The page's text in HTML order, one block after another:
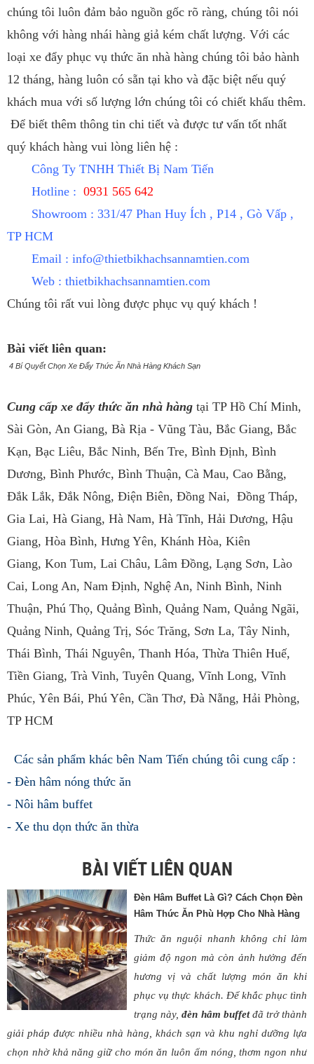
chúng tôi luôn đảm bảo nguồn gốc rõ ràng, chúng tôi nói
không với hàng nhái hàng giả kém chất lượng. Với các
loại xe đẩy phục vụ thức ăn nhà hàng chúng tôi bảo hành
12 tháng, hàng luôn có sẵn tại kho và đặc biệt nếu quý
khách mua với số lượng lớn chúng tôi có chiết khấu thêm.
Để biết thêm thông tin chi tiết và được tư vấn tốt nhất
quý khách hàng vui lòng liên hệ :
Công Ty TNHH Thiết Bị Nam Tiến
Hotline : 0931 565 642
Showroom : 331/47 Phan Huy Ích , P14 , Gò Vấp ,
TP HCM
Email : info@thietbikhachsannamtien.com
Web : thietbikhachsannamtien.com
Chúng tôi rất vui lòng được phục vụ quý khách !
Bài viết liên quan:
4 Bí Quyết Chọn Xe Đẩy Thức Ăn Nhà Hàng Khách Sạn
Cung cấp xe đẩy thức ăn nhà hàng tại TP Hồ Chí Minh,
Sài Gòn, An Giang, Bà Rịa - Vũng Tàu, Bắc Giang, Bắc
Kạn, Bạc Liêu, Bắc Ninh, Bến Tre, Bình Định, Bình
Dương, Bình Phước, Bình Thuận, Cà Mau, Cao Bằng,
Đắk Lắk, Đắk Nông, Điện Biên, Đồng Nai, Đồng Tháp,
Gia Lai, Hà Giang, Hà Nam, Hà Tĩnh, Hải Dương, Hậu
Giang, Hòa Bình, Hưng Yên, Khánh Hòa, Kiên
Giang, Kon Tum, Lai Châu, Lâm Đồng, Lạng Sơn, Lào
Cai, Long An, Nam Định, Nghệ An, Ninh Bình, Ninh
Thuận, Phú Thọ, Quảng Bình, Quảng Nam, Quảng Ngãi,
Quảng Ninh, Quảng Trị, Sóc Trăng, Sơn La, Tây Ninh,
Thái Bình, Thái Nguyên, Thanh Hóa, Thừa Thiên Huế,
Tiền Giang, Trà Vinh, Tuyên Quang, Vĩnh Long, Vĩnh
Phúc, Yên Bái, Phú Yên, Cần Thơ, Đà Nẵng, Hải Phòng,
TP HCM
Các sản phẩm khác bên Nam Tiến chúng tôi cung cấp :
- Đèn hâm nóng thức ăn
- Nôi hâm buffet
- Xe thu dọn thức ăn thừa
BÀI VIẾT LIÊN QUAN
Đèn Hâm Buffet Là Gì? Cách Chọn Đèn
Hâm Thức Ăn Phù Hợp Cho Nhà Hàng
Thức ăn nguội nhanh không chỉ làm
giảm độ ngon mà còn ảnh hưởng đến
hương vị và chất lượng món ăn khi
phục vụ thực khách. Để khắc phục tình
trạng này, đèn hâm buffet đã trở thành
giải pháp được nhiều nhà hàng, khách sạn và khu nghỉ dưỡng lựa
chọn nhờ khả năng giữ cho món ăn luôn ấm nóng, thơm ngon như